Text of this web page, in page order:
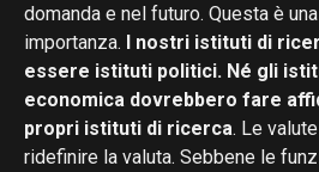
domanda e nel futuro. Questa è
importanza. I nostri istituti di
essere istituti politici. Né gli
economica dovrebbero fare
propri istituti di ricerca. Le
ridefinire la valuta. Sebbene le